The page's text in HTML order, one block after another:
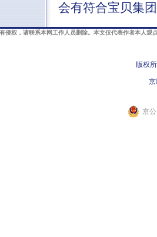
会有符合宝贝集
侵权，请联系本网工作人员删除。本文仅代表作者本人
版权
京
京公